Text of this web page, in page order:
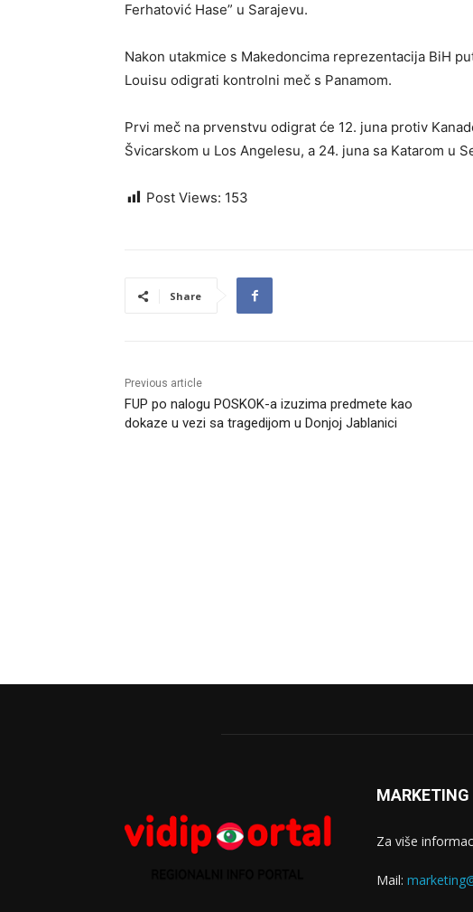
Ferhatović Hase” u Sarajevu.
Nakon utakmice s Makedoncima reprezentacija BiH
Louisu odigrati kontrolni meč s Panamom.
Prvi meč na prvenstvu odigrat će 12. juna protiv
Švicarskom u Los Angelesu, a 24. juna sa Katarom u
Post Views: 153
Share
Previous article
FUP po nalogu POSKOK-a izuzima predmete kao
dokaze u vezi sa tragedijom u Donjoj Jablanici
MARKETING
Za više
Mail: